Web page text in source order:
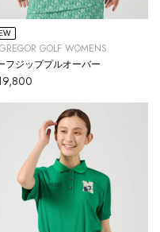
GOLF WOMENS
フジッププルオーバー